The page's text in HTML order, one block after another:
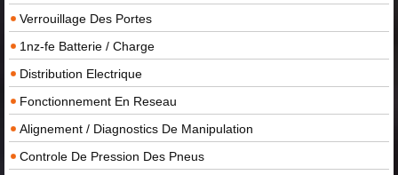
Verrouillage Des Portes
1nz-fe Batterie / Charge
Distribution Electrique
Fonctionnement En Reseau
Alignement / Diagnostics De Manipulation
Controle De Pression Des Pneus